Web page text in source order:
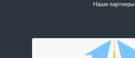
Наши партнеры